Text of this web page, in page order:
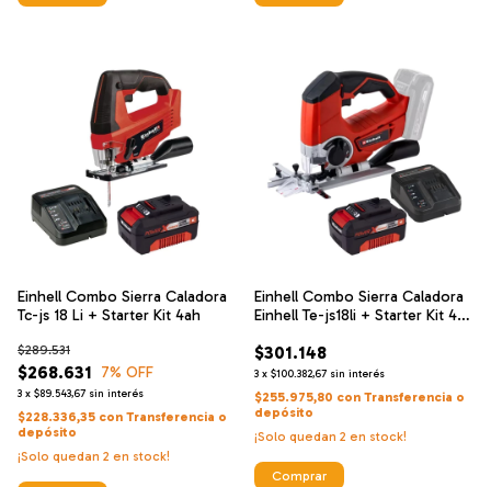
Einhell Combo Sierra Caladora
Tc-js 18 Li + Starter Kit 4ah
$268.631
$289.531
7% OFF
3 x $89.543,67 sin interés
$228.336,35 con Transferencia o
depósito
¡Solo quedan 2 en stock!
Einhell Combo Sierra Caladora
Einhell Te-js18li + Starter Kit 4
$301.148
3 x $100.382,67 sin interés
$255.975,80 con Transferencia o
depósito
¡Solo quedan 2 en stock!